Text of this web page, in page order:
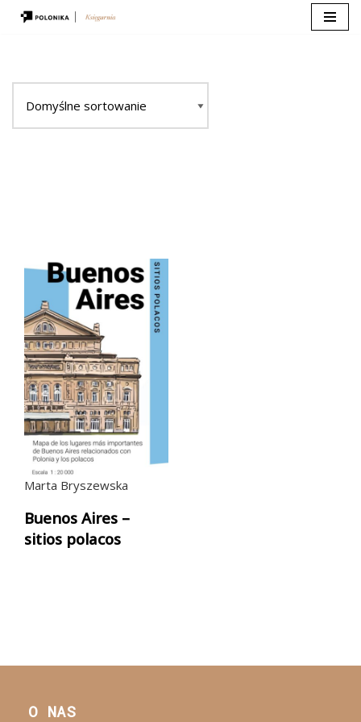
treści
Marta Bryszewska
Buenos Aires –
sitios polacos
O NAS